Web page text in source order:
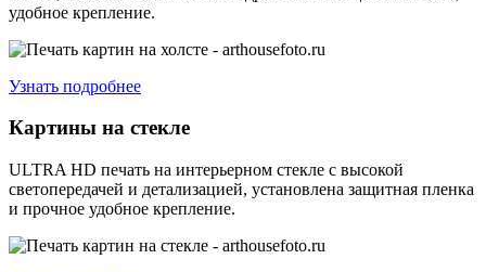
удобное крепление.
Узнать подробнее
Картины на стекле
ULTRA HD печать на интерьерном стекле с высокой
светопередачей и детализацией, установлена защитная пленка
и прочное удобное крепление.